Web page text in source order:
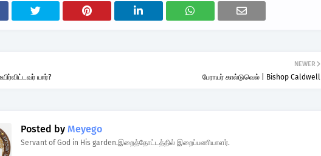
NEWER
பேராயர் கால்டுவெல் | Bishop Caldwell
யார்?
Posted by Meyego
Servant of God in His garden.இறைத்தோட்டத்தில் இறைப்பணியாளர்.